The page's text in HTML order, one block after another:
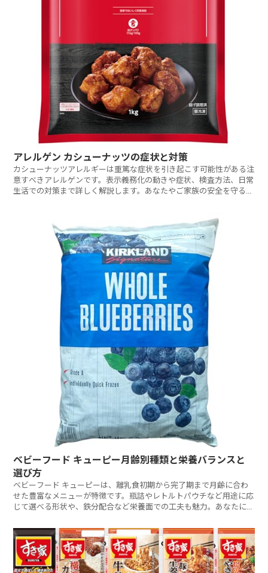
アレルゲン カシューナッツの症状と対策
カシューナッツアレルギーは重篤な症状を引き起こす可能性がある注
意すべきアレルゲンです。表示義務化の動きや症状、検査方法、日常
生活での対策まで詳しく解説します。あなたやご家族の安全を守るた
ベビーフード キューピー月齢別種類と栄養バランスと
選び方
ベビーフード キューピーは、離乳食初期から完了期まで月齢に合わ
せた豊富なメニューが特徴です。瓶詰やレトルトパウチなど用途に応
じて選べる形状や、鉄分配合など栄養面での工夫も魅力。あなたに最